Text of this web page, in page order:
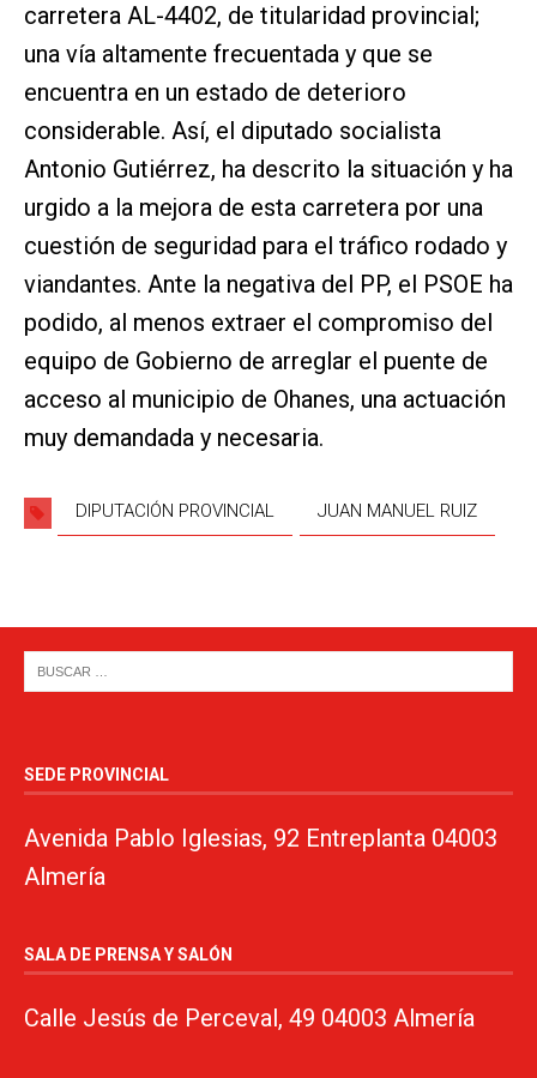
carretera AL-4402, de titularidad provincial;
una vía altamente frecuentada y que se
encuentra en un estado de deterioro
considerable. Así, el diputado socialista
Antonio Gutiérrez, ha descrito la situación y ha
urgido a la mejora de esta carretera por una
cuestión de seguridad para el tráfico rodado y
viandantes. Ante la negativa del PP, el PSOE ha
podido, al menos extraer el compromiso del
equipo de Gobierno de arreglar el puente de
acceso al municipio de Ohanes, una actuación
muy demandada y necesaria.
DIPUTACIÓN PROVINCIAL JUAN MANUEL RUIZ
SEDE PROVINCIAL
Avenida Pablo Iglesias, 92 Entreplanta 04003
Almería
SALA DE PRENSA Y SALÓN
Calle Jesús de Perceval, 49 04003 Almería